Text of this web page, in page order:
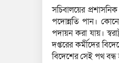
সচিবালয়ের
পদোন্নতি পান।
পদায়ন করা যায়।
দপ্তরের কর্মীদের
বিদেশের সেই পথ